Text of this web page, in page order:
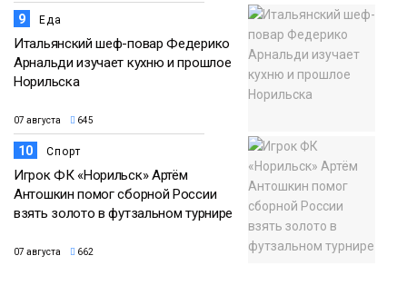
9 Еда
Итальянский шеф-повар Федерико
Арнальди изучает кухню и прошлое
Норильска
07 августа 645
10 Спорт
Игрок ФК «Норильск» Артём
Антошкин помог сборной России
взять золото в футзальном турнире
07 августа 662